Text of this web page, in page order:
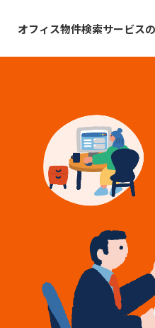
オフィス物件検索サービス